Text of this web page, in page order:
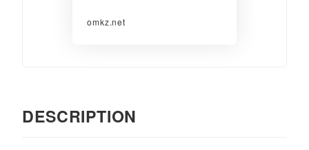
omkz.net
DESCRIPTION